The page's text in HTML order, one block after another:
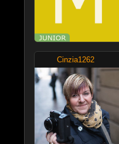
Cinzia1262